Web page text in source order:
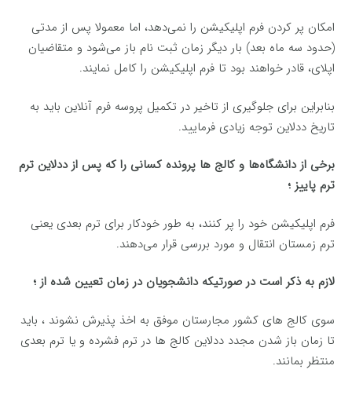
امکان پر کردن فرم اپلیکیشن را نمی‌دهد، اما معمولا پس از مدتی
(حدود سه ماه بعد) بار دیگر زمان ثبت نام باز می‌شود و متقاضیان
اپلای، قادر خواهند بود تا فرم اپلیکیشن را کامل نمایند.
بنابراین برای جلوگیری از تاخیر در تکمیل پروسه فرم آنلاین باید به
تاریخ ددلاین توجه زیادی فرمایید.
برخی از دانشگاه‌ها و کالج ها پرونده کسانی را که پس از ددلاین ترم
ترم پاییز ؛
فرم اپلیکیشن خود را پر کنند، به طور خودکار برای ترم بعدی یعنی
ترم زمستان انتقال و مورد بررسی قرار می‌دهند.
لازم به ذکر است در صورتیکه دانشجویان در زمان تعیین شده از ؛
سوی کالج های کشور مجارستان موفق به اخذ پذیرش نشوند ، باید
تا زمان باز شدن مجدد ددلاین کالج ها در ترم فشرده و یا ترم بعدی
منتظر بمانند.